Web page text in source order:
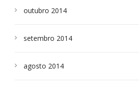
outubro 2014
setembro 2014
agosto 2014